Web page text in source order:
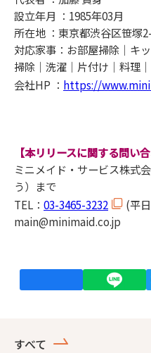
設立年月 ：1985年03月
所在地 ：東京都渋谷区笹
対応家事：お部屋掃除｜キ
掃除｜洗濯｜片付け｜料理
会社HP ： https://
【本リリースに関する問い合
ミニメイド・サービス株式
う）まで
TEL： 03-3465-3232
(平
main@minimaid.co.jp
すべて